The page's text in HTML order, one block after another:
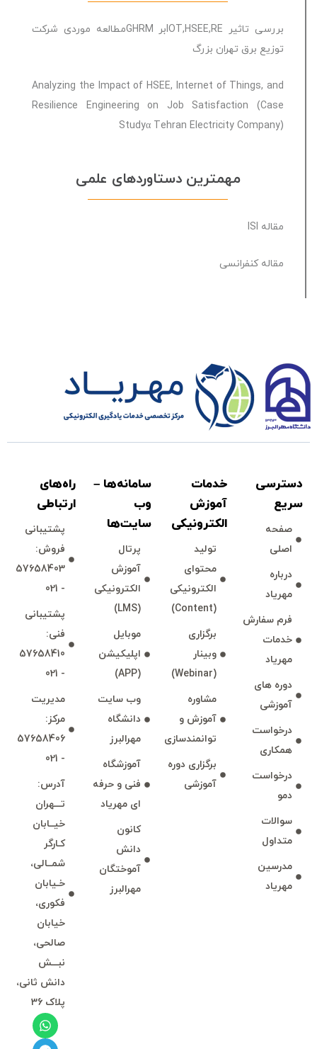
بررسى تاثیر IOT,HSEE,REبر GHRMمطالعه موردی شرکت
توزیع برق تھران بزرگ
Analyzing the Impact of HSEE, Internet of Things, and
Resilience Engineering on Job Satisfaction (Case
Studyα Tehran Electricity Company)
مهمترین دستاوردهای علمی
مقاله ISI
مقاله کنفرانسی
دسترسی
سريع
صفحه
اصلی
درباره
مهرياد
فرم سفارش
خدمات
مهرياد
دوره های
آموزشی
درخواست
همكاری
درخواست
دمو
سوالات
متداول
مدرسين
مهرياد
خدمات
آموزش
الكترونیكی
توليد
محتوای
الكترونیكی
(Content)
برگزاری
وبينار
(Webinar)
مشاوره
آموزش و
توانمند‌‌سازی
برگزاری دوره
آموزشی
سامانه‌ها –
وب
سايت‌ها
پرتال
آموزش
الكترونیكی
(LMS)
موبايل
اپليكيشن
(APP)
وب سايت
دانشگاه
مهرالبرز
آموزشگاه
فنی و حرفه
ای مهرياد
كانون
دانش
آموختگان
مهرالبرز
راه‌های
ارتباطی
پشتيبانی
فروش:
57658403
- 021
پشتيبانی
فنی:
57658410
- 021
مديريت
مركز:
57658406
- 021
آدرس:
تـــهران
خيــابان
كـارگر
شمــالی،
خـيابان
فكوری،
خيابان
صالحی،
نبـــش
دانش ثانی،
پلاک 36